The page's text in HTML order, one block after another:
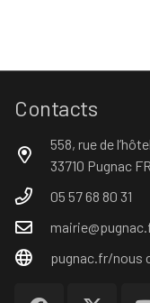
Contacts
558, rue de
33710 Pugnac
05 57 68 80 31
pugnac.fr/nous